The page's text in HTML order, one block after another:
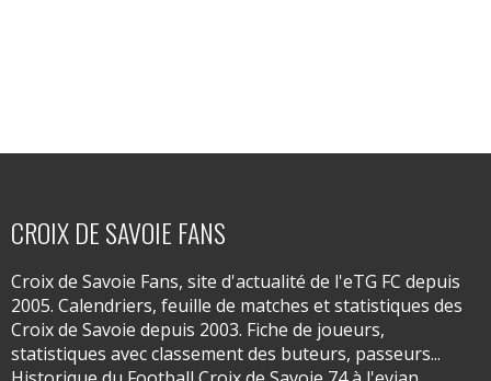
CROIX DE SAVOIE FANS
Croix de Savoie Fans, site d'actualité de l'eTG FC depuis
2005. Calendriers, feuille de matches et statistiques des
Croix de Savoie depuis 2003. Fiche de joueurs,
statistiques avec classement des buteurs, passeurs...